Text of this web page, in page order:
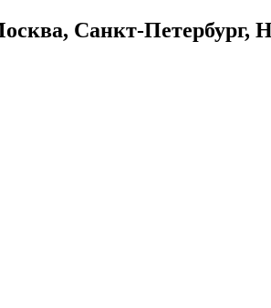
Санкт-Петербург,